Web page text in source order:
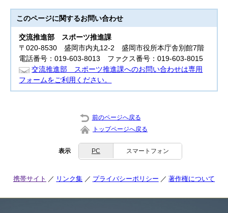
このページに関するお問い合わせ
交流推進部 スポーツ推進課
〒020-8530 盛岡市内丸12-2 盛岡市役所本庁舎別館7階
電話番号：019-603-8013 ファクス番号：019-603-8015
交流推進部 スポーツ推進課へのお問い合わせは専用
フォームをご利用ください。
前のページへ戻る
トップページへ戻る
表示 PC スマートフォン
携帯サイト リンク集 プライバシーポリシー 著作権について